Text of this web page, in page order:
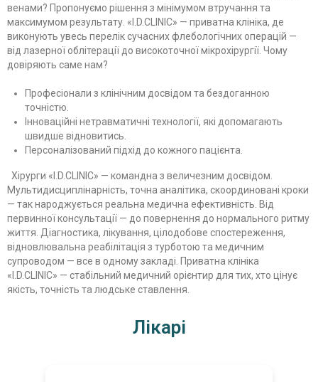
венами? Пропонуємо рішення з мінімумом втручання та
максимумом результату. «I.D.CLINIC» — приватна клініка, де
виконують увесь перелік сучасних флебологічних операцій —
від лазерної облітерації до високоточної мікрохірургії. Чому
довіряють саме нам?
Професіонали з клінічним досвідом та бездоганною
точністю.
Інноваційні нетравматичні технології, які допомагають
швидше відновитись.
Персоналізований підхід до кожного пацієнта.
Хірурги «I.D.CLINIC» — командна з величезним досвідом.
Мультидисциплінарність, точна аналітика, скоординовані кроки
— так народжується реальна медична ефективність. Від
первинної консультації — до повернення до нормального ритму
життя. Діагностика, лікування, цілодобове спостереження,
відновлювальна реабілітація з турботою та медичним
супроводом — все в одному закладі. Приватна клініка
«I.D.CLINIC» — стабільний медичний орієнтир для тих, хто цінує
якість, точність та людське ставлення.
Лікарі